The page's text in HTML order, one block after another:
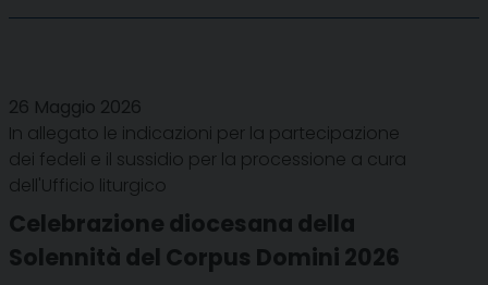
26 Maggio 2026
In allegato le indicazioni per la partecipazione
dei fedeli e il sussidio per la processione a cura
dell'Ufficio liturgico
Celebrazione diocesana della
Solennità del Corpus Domini 2026